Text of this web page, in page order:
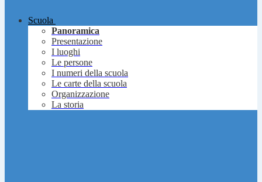
Scuola
Panoramica
Presentazione
I luoghi
Le persone
I numeri della scuola
Le carte della scuola
Organizzazione
La storia